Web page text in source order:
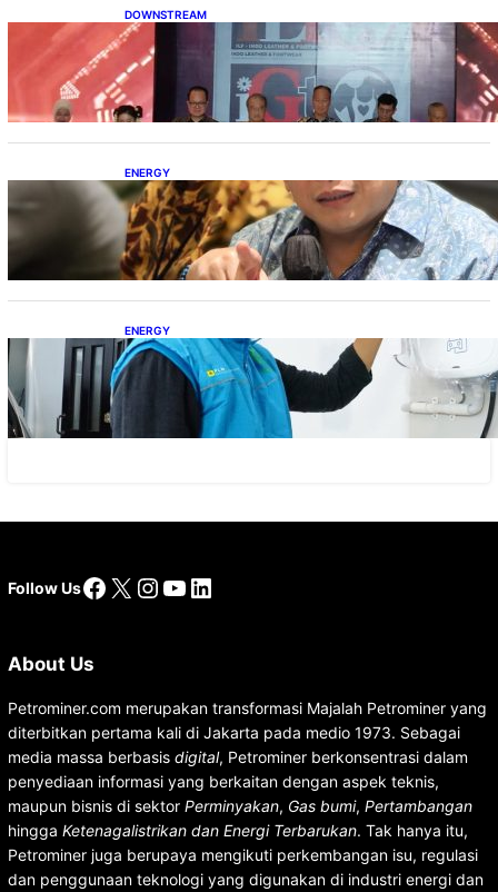
DOWNSTREAM
Terbuka, Peluang Usaha bagi IKM Alas Kaki
Lokal
ENERGY
IESR: Kepemimpinan Terpadu jadi Kunci
Percepatan PLTS 100 GW
ENERGY
Ada 21.865 Pelanggan Baru Gunakan Home
Charging Services PLN
Follow UsFacebook
X Instagram
YouTube
LinkedIn
About Us
Petrominer.com merupakan transformasi Majalah Petrominer yang
diterbitkan pertama kali di Jakarta pada medio 1973. Sebagai
media massa berbasis digital, Petrominer berkonsentrasi dalam
penyediaan informasi yang berkaitan dengan aspek teknis,
maupun bisnis di sektor Perminyakan, Gas bumi, Pertambangan
hingga Ketenagalistrikan dan Energi Terbarukan. Tak hanya itu,
Petrominer juga berupaya mengikuti perkembangan isu, regulasi
dan penggunaan teknologi yang digunakan di industri energi dan